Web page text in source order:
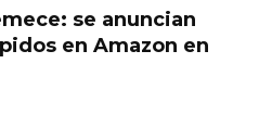
se anuncian
en Amazon en